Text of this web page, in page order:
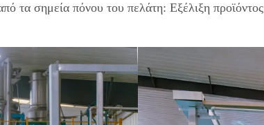
τα σημεία πόνου του πελάτη: Εξέλιξη προϊόντος